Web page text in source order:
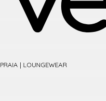
| LOUNGEWEAR